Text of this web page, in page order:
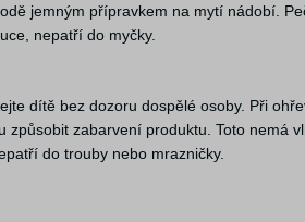
jemným přípravkem na mytí nádobí.
nepatří do myčky.
dítě bez dozoru dospělé osoby. Při
zabarvení produktu. Toto nemá
do trouby nebo mrazničky.